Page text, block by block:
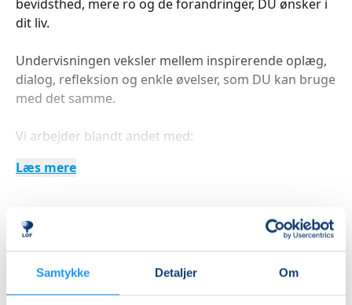
Samtykke Detaljer Om
bevidsthed, mere ro og de forandringer, DU ønsker i
dit liv.
Undervisningen veksler mellem inspirerende oplæg,
dialog, refleksion og enkle øvelser, som DU kan bruge
med det samme.
Vi arbejder blandt andet med:
• Handling – hvordan små handlinger skaber store
muligheder.
• Studér – forstå hvordan ny viden kan skabe nye
vaner og nye resultater.
Læs mere
Betal med